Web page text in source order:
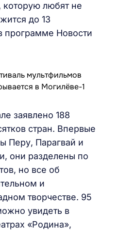
которую любят не
до 13
программе Новости
заявлено 188
стран. Впервые
Перу, Парагвай и
они разделены по
но все об
и
творчестве. 95
увидеть в
«Родина»,